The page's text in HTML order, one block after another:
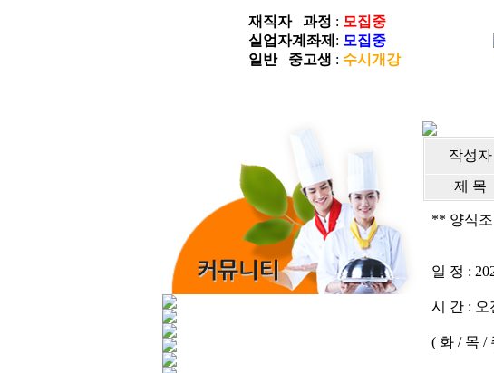
재직자 과정 : 모집중
실업자계좌제 : 모집중
일반 중고생 : 수시개강
작성자
제 목
** 양식
일 정 :
시 간 : 오
( 화 / 목 /